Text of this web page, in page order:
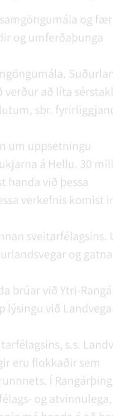
og
og umferðaþunga
að líta
sbr.
um uppsetningu
á Hellu. 30
við þessa
verkefnis komist
sveitarfélagsins.
og
brúar við Ytri-
lýsingu við
s.s.
eru flokkaðir sem
Í
og